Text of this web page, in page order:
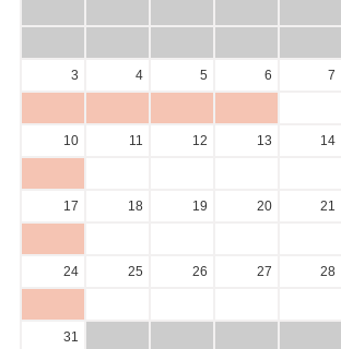
3 4 5 6 7
10 11 12 13 14
17 18 19 20 21
24 25 26 27 28
31